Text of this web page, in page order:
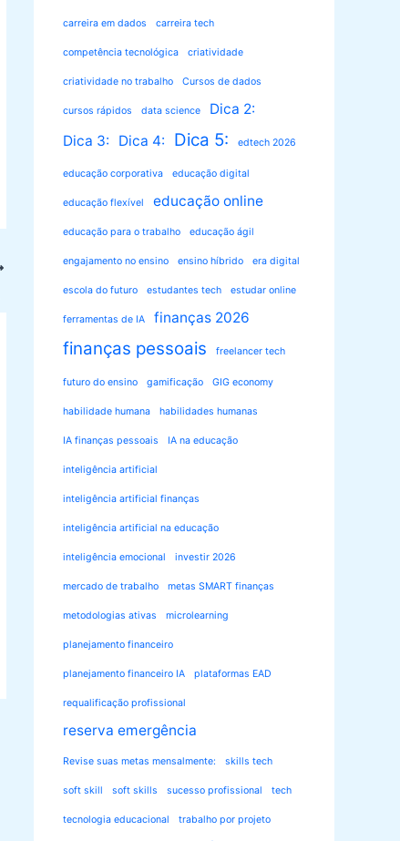
carreira em dados carreira tech
competência tecnológica criatividade
criatividade no trabalho Cursos de dados
cursos rápidos data science
Dica 2:
Dica 3:
Dica 4: Dica 5: edtech 2026
educação corporativa educação digital
educação flexível educação online
educação para o trabalho educação ágil
engajamento no ensino ensino híbrido era digital
escola do futuro estudantes tech estudar online
ferramentas de IA finanças 2026
finanças pessoais freelancer tech
futuro do ensino gamificação GIG economy
habilidade humana habilidades humanas
IA finanças pessoais IA na educação
inteligência artificial
inteligência artificial finanças
inteligência artificial na educação
inteligência emocional investir 2026
mercado de trabalho metas SMART finanças
metodologias ativas microlearning
planejamento financeiro
planejamento financeiro IA plataformas EAD
requalificação profissional
reserva emergência
Revise suas metas mensalmente: skills tech
soft skill soft skills sucesso profissional tech
tecnologia educacional trabalho por projeto